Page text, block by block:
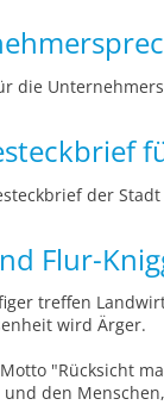
die
der
Flur-
treffen
wird Ärger.
"Rücksicht
den